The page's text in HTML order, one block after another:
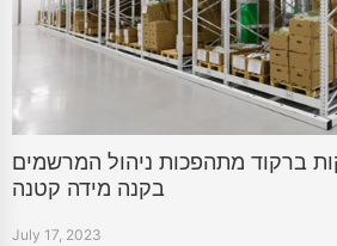
ברקוד מתהפכות ניהול המרשמים
בקנה מידה קטנה
July 17, 2023